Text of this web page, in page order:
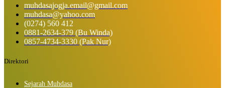
muhdasajogja.email@gmail.com
muhdasa@yahoo.com
(0274) 560 412
0881-2634-379 (Bu Winda)
0857-4734-3330 (Pak Nur)
Direktori
Sejarah Muhdasa